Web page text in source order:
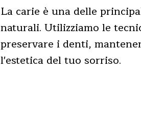
La carie è una delle
naturali. Utilizziamo le
preservare i denti,
l'estetica del tuo sorriso.